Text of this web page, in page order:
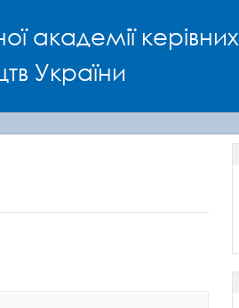
академії керівних
України